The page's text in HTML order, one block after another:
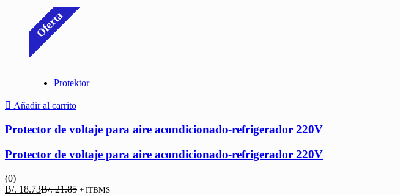
Oferta
Protektor
Añadir al carrito
Protector de voltaje para aire acondicionado-refrigerador 220V
Protector de voltaje para aire acondicionado-refrigerador 220V
(0)
B/. 18.73El
B/.21.85 El
+ ITBMS